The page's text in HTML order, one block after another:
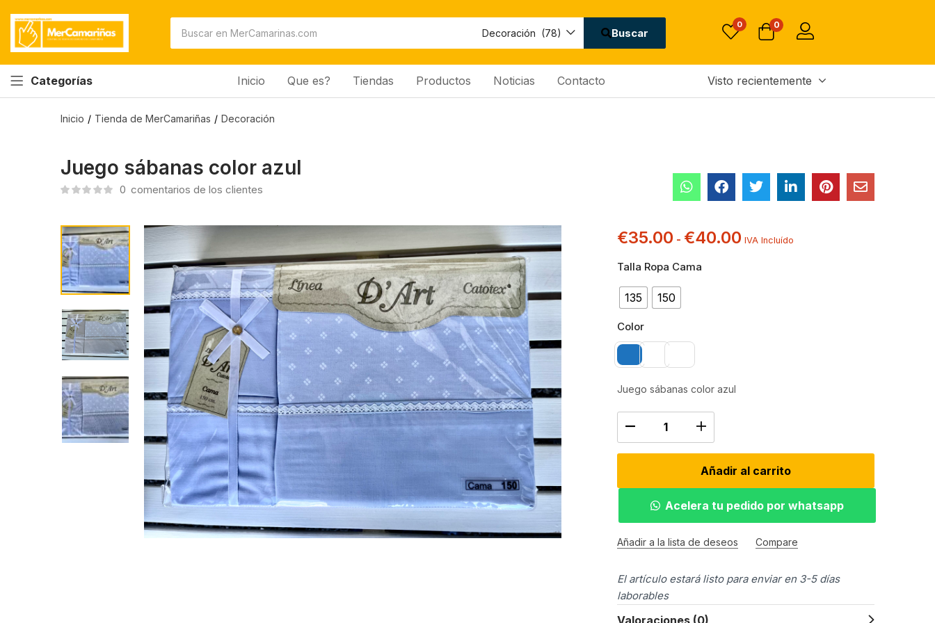
Decoración (78) Buscar
0 0
Categorías Inicio Que es? Tiendas Productos Noticias Contacto Visto recientemente
Inicio Tienda de MerCamariñas Decoración
Juego sábanas color azul
0 comentarios de los clientes
€35.00 - €40.00 IVA Incluído
Talla Ropa Cama
135 150
Color
Juego sábanas color azul
Añadir al carrito
Acelera tu pedido por whatsapp
Añadir a la lista de deseos Compare
El artículo estará listo para enviar en 3-5 días
laborables
Valoraciones (0)